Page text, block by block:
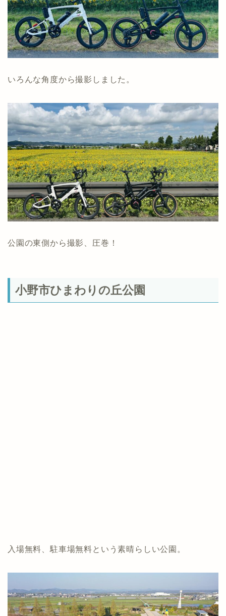
いろんな角度から撮影しました。
公園の東側から撮影、圧巻！
小野市ひまわりの丘公園
入場無料、駐車場無料という素晴らしい公園。